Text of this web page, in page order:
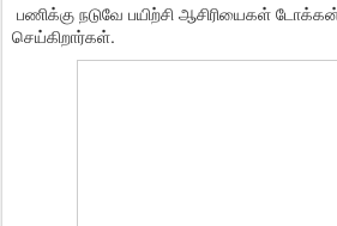
பணிக்கு நடுவே பயிற்சி ஆசிரியைகள்
செய்கிறார்கள்.